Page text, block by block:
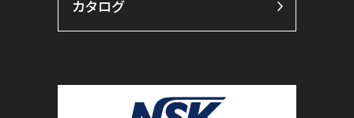
カタログ